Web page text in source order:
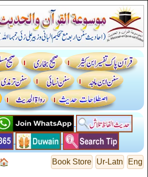
Eng
Ur-Latn
Book Store
🏠